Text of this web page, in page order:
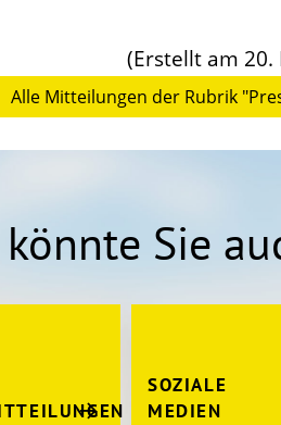
(Erstellt am 20.
Alle Mitteilungen der Rubrik
könnte Sie
SOZIALE
MEDIEN